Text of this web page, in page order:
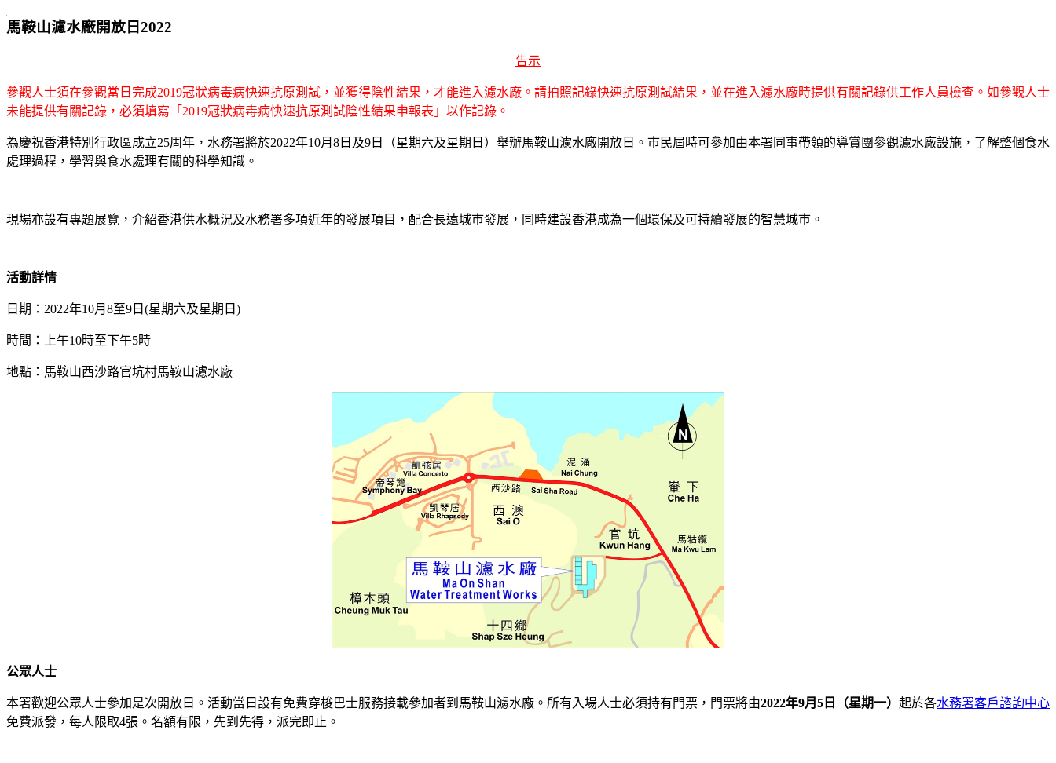
跳
馬鞍山濾水廠開放日2022
告示
參觀人士須在參觀當日完成2019冠狀病毒病快速抗原測試，並獲得陰性結果，才能進入濾水廠。請拍照記錄快速抗原測試結果，並在進入濾水廠時提供有關記錄供工作人員檢查。如參觀人士
未能提供有關記錄，必須填寫「2019冠狀病毒病快速抗原測試陰性結果申報表」以作記錄。
為慶祝香港特別行政區成立25周年，水務署將於2022年10月8日及9日（星期六及星期日）舉辦馬鞍山濾水廠開放日。巿民屆時可參加由本署同事帶領的導賞團參觀濾水廠設施，了解整個食水
處理過程，學習與食水處理有關的科學知識。
現場亦設有專題展覽，介紹香港供水概況及水務署多項近年的發展項目，配合長遠城巿發展，同時建設香港成為一個環保及可持續發展的智慧城巿。
活動詳情
日期：2022年10月8至9日(星期六及星期日)
時間：上午10時至下午5時
地點：馬鞍山西沙路官坑村馬鞍山濾水廠
公眾人士
本署歡迎公眾人士參加是次開放日。活動當日設有免費穿梭巴士服務接載參加者到馬鞍山濾水廠。所有入場人士必須持有門票，門票將由2022年9月5日（星期一） 起於各水務署客戶諮詢中心
免費派發，每人限取4張。名額有限，先到先得，派完即止。